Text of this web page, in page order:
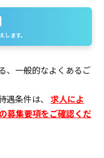
ます。
、一般的なよくあるご
遇条件は、 求人によ
募集要項をご確認くだ